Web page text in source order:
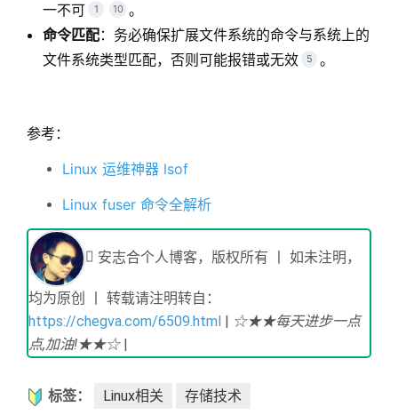
一不可
1 10 。
命令匹配：务必确保扩展文件系统的命令与系统上的
文件系统类型匹配，否则可能报错或无效
5 。
参考：
Linux 运维神器 lsof
Linux fuser 命令全解析
安志合个人博客，版权所有 丨 如未注明，
均为原创 丨 转载请注明转自：
https://chegva.com/6509.html | ☆★★每天进步一点
点,加油!★★☆|
标签： Linux相关 存储技术